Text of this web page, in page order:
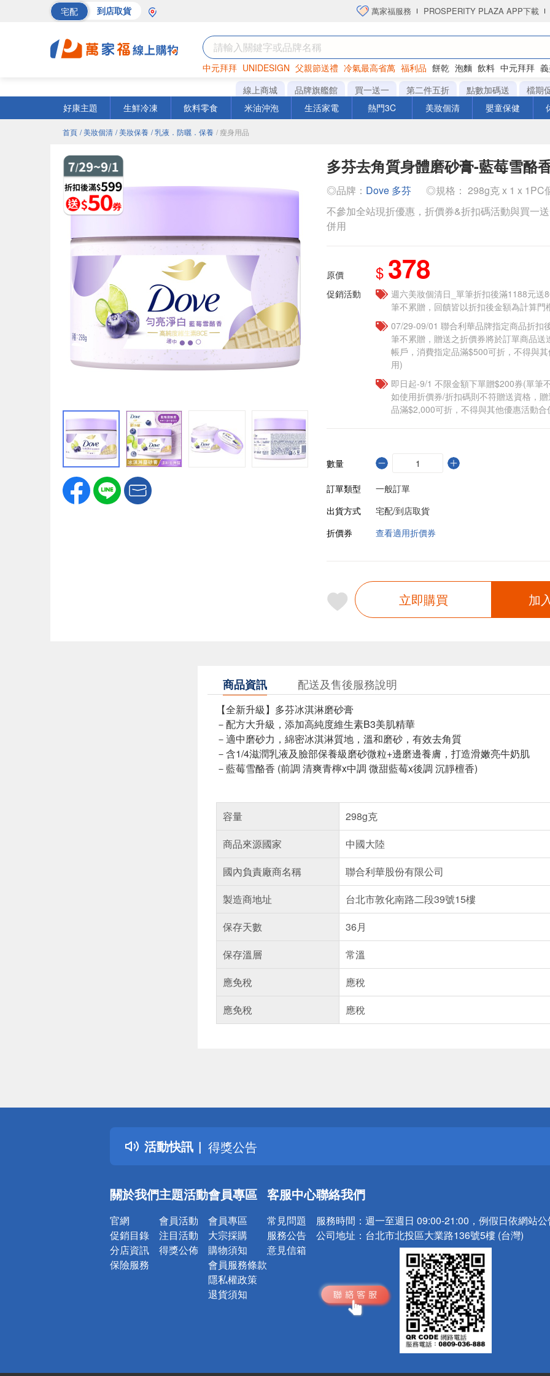
宅配 到店取貨 萬家福服務 PROSPERITY PLAZA APP下載
中元拜拜 UNIDESIGN 父親節送禮 冷氣最高省萬 福利品 餅乾 泡麵 飲料 中元拜拜
罐頭 海苔 洋芋片
線上商城 品牌旗艦館 買一送一 第二件五折 點數加碼送
檔期
好康主題
生鮮冷凍 飲料零食 米油沖泡 生活家電 熱門3C 美妝個清 嬰童保健
首頁 / 美妝個清 / 美妝保養 / 乳液．防曬．保養 / 瘦身用品
多芬去角質身體磨砂膏-藍莓雪酪
◎品牌： Dove 多芬
◎規格： 298g克 x 1 x 1PC
不參加全站現折優惠，折價券&折扣碼活動與買一
併用
原價 $ 378
促銷活動
週六美妝個清日_單筆折扣後滿1188元送
筆不累贈，回饋皆以折扣後金額為計算門
07/29-09/01 聯合利華品牌指定商品折扣
筆不累贈，贈送之折價券將於訂單商品送
帳戶，消費指定品滿$500可折，不得與
用)
即日起-9/1 不限金額下單贈$200券(單筆
如使用折價券/折扣碼則不符贈送資格，
品滿$2,000可折，不得與其他優惠活動合
數量
訂單類型
一般訂單
出貨方式
宅配/到店取貨
折價券
查看適用折價券
立即購買 加
商品資訊 配送及售後服務說明
【全新升級】多芬冰淇淋磨砂膏
－配方大升級，添加高純度維生素B3美肌精華
－適中磨砂力，綿密冰淇淋質地，溫和磨砂，有效去角質
－含1/4滋潤乳液及臉部保養級磨砂微粒+邊磨邊養膚，打造滑嫩亮牛奶肌
－藍莓雪酪香 (前調 清爽青檸x中調 微甜藍莓x後調 沉靜檀香)
容量
298g克
商品來源國家
中國大陸
國內負責廠商名稱
聯合利華股份有限公司
製造商地址
台北市敦化南路二段39號15樓
保存天數
36月
保存溫層
常溫
應免稅
應稅
應免稅
應稅
活動快訊
詐騙網頁！請小心！
得獎公告
熱門話題
銀行優惠
詐騙網頁！請小心！
關於我們
官網
促銷目錄
分店資訊
保險服務
主題活動
會員活動
注目活動
得獎公佈
會員專區
會員專區
大宗採購
購物須知
會員服務條款
隱私權政策
退貨須知
客服中心
常見問題
服務公告
意見信箱
聯絡我們
服務時間： 週一至週日 09:00-21:00，例假日依網站
公司地址： 台北市北投區大業路136號5樓 (台灣)